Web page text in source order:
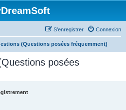
Connexion
S’enregistrer
(Questions posées fréquemment)
posées